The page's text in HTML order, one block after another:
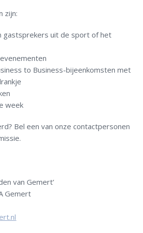
zijn:
gastsprekers uit de sport of het
to Business-bijeenkomsten met
week
Bel een van onze contactpersonen
van Gemert’
Gemert